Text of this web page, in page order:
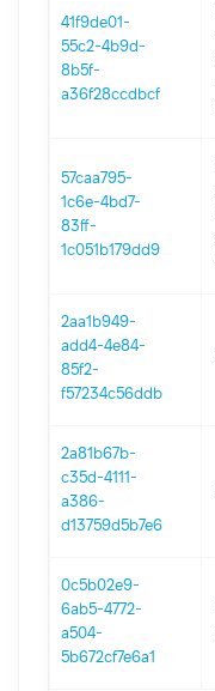
41f9de01-
55c2-4b9d-
8b5f-
a36f28ccdbcf
57caa795-
1c6e-4bd7-
83ff-
1c051b179dd9
2aa1b949-
add4-4e84-
85f2-
f57234c56ddb
2a81b67b-
c35d-4111-
a386-
d13759d5b7e6
0c5b02e9-
6ab5-4772-
a504-
5b672cf7e6a1